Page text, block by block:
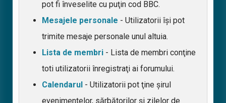
pot fi înveselite cu puţin cod BBC.
Mesajele personale - Utilizatorii își pot
trimite mesaje personale unul altuia.
Lista de membri - Lista de membri conţine
toti utilizatorii înregistraţi ai forumului.
Calendarul - Utilizatorii pot ţine şirul
evenimentelor, sărbătorilor şi zilelor de